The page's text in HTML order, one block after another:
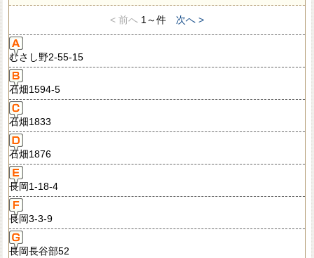
< 前へ 1～件 次へ >
むさし野2-55-15
石畑1594-5
石畑1833
石畑1876
長岡1-18-4
長岡3-3-9
長岡長谷部52